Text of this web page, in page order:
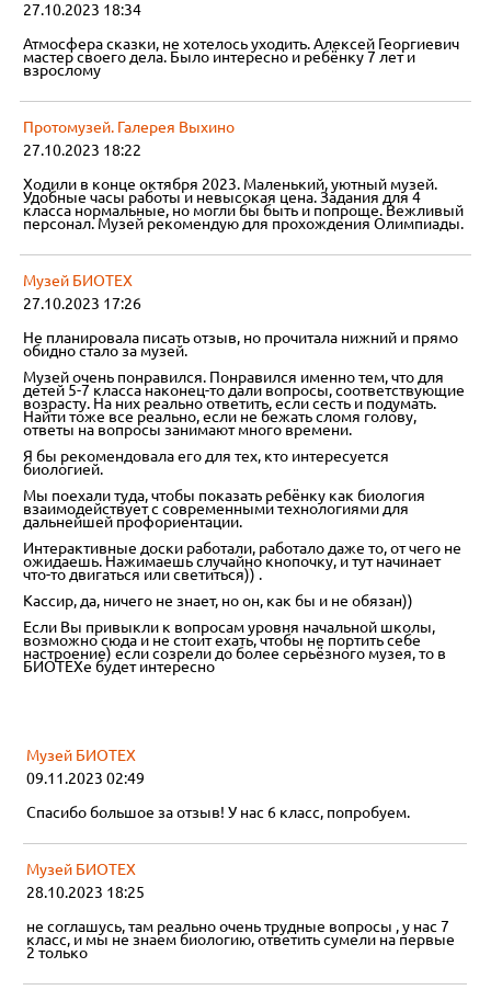
27.10.2023 18:34
Атмосфера сказки, не хотелось уходить. Алексей Георгиевич
мастер своего дела. Было интересно и ребёнку 7 лет и
взрослому
Протомузей. Галерея Выхино
27.10.2023 18:22
Ходили в конце октября 2023. Маленький, уютный музей.
Удобные часы работы и невысокая цена. Задания для 4
класса нормальные, но могли бы быть и попроще. Вежливый
персонал. Музей рекомендую для прохождения Олимпиады.
Музей БИОТЕХ
27.10.2023 17:26
Не планировала писать отзыв, но прочитала нижний и прямо
обидно стало за музей.
Музей очень понравился. Понравился именно тем, что для
детей 5-7 класса наконец-то дали вопросы, соответствующие
возрасту. На них реально ответить, если сесть и подумать.
Найти тоже все реально, если не бежать сломя голову,
ответы на вопросы занимают много времени.
Я бы рекомендовала его для тех, кто интересуется
биологией.
Мы поехали туда, чтобы показать ребёнку как биология
взаимодействует с современными технологиями для
дальнейшей профориентации.
Интерактивные доски работали, работало даже то, от чего не
ожидаешь. Нажимаешь случайно кнопочку, и тут начинает
что-то двигаться или светиться)) .
Кассир, да, ничего не знает, но он, как бы и не обязан))
Если Вы привыкли к вопросам уровня начальной школы,
возможно сюда и не стоит ехать, чтобы не портить себе
настроение) если созрели до более серьёзного музея, то в
БИОТЕХе будет интересно
Музей БИОТЕХ
09.11.2023 02:49
Спасибо большое за отзыв! У нас 6 класс, попробуем.
Музей БИОТЕХ
28.10.2023 18:25
не соглашусь, там реально очень трудные вопросы , у нас 7
класс, и мы не знаем биологию, ответить сумели на первые
2 только